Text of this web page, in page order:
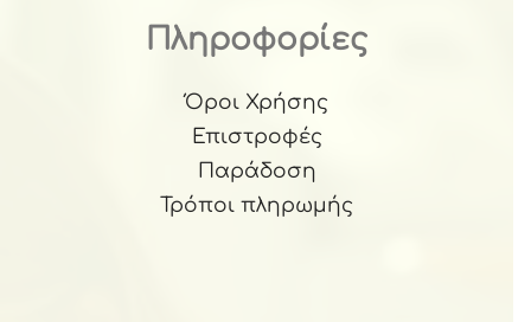
Πληροφορίες
Όροι Χρήσης
Επιστροφές
Παράδοση
Τρόποι πληρωμής